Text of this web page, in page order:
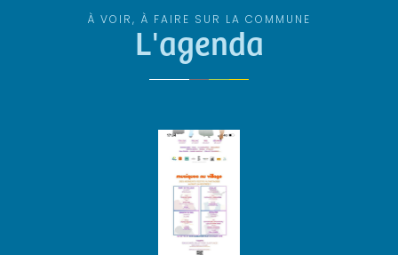
À VOIR, À FAIRE SUR LA COMMUNE
L'agenda